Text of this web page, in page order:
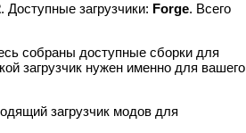
. Доступные загрузчики: Forge. Всего
собраны доступные сборки для
загрузчик нужен именно для вашего
загрузчик модов для